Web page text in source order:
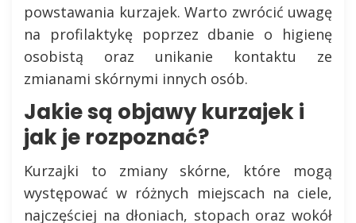
powstawania kurzajek. Warto zwrócić uwagę
na profilaktykę poprzez dbanie o higienę
osobistą oraz unikanie kontaktu ze
zmianami skórnymi innych osób.
Jakie są objawy kurzajek i
jak je rozpoznać?
Kurzajki to zmiany skórne, które mogą
występować w różnych miejscach na ciele,
najczęściej na dłoniach, stopach oraz wokół